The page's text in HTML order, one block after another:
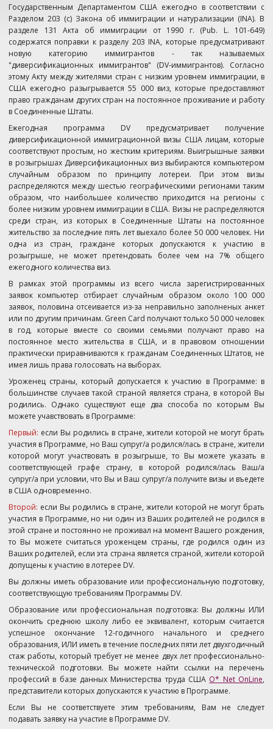
Государственным Департаментом США ежегодно в соответствии с
Разделом 203 (с) Закона об иммиграции и натурализации (INA). В
разделе 131 Акта об иммиграции от 1990 г. (Pub. L. 101-649)
содержатся поправки к разделу 203 INA, которые предусматривают
новую категорию иммигрантов - так называемых
"диверсификационных иммигрантов" (DV-иммигрантов). Согласно
этому Акту между жителями стран с низким уровнем иммиграции, в
США ежегодно разыгрывается 55 000 виз, которые предоставляют
право гражданам других стран на постоянное проживание и работу
в Соединенные Штаты.
Ежегодная программа DV предусматривает получение
диверсификационной иммиграционной визы США лицам, которые
соответствуют простым, но жестким критериям. Выигрышные заявки
в розыгрышах Диверсификационных виз выбираются компьютером
случайным образом по принципу лотереи. При этом визы
распределяются между шестью географическими регионами таким
образом, что наибольшее количество приходится на регионы с
более низким уровнем иммиграции в США. Визы не распределяются
среди стран, из которых в Соединенные Штаты на постоянное
жительство за последние пять лет выехало более 50 000 человек. Ни
одна из стран, граждане которых допускаются к участию в
розыгрыше, не может претендовать более чем на 7% общего
ежегодного количества виз.
В рамках этой программы из всего числа зарегистрированных
заявок компьютер отбирает случайным образом около 100 000
заявок, половина отсеивается из-за неправильно заполненых анкет
или по другим причинам. Green Card получают только 50 000 человек
в год, которые вместе со своими семьями получают право на
постоянное место жительства в США, и в правовом отношении
практически приравниваются к гражданам Соединенных Штатов, не
имея лишь права голосовать на выборах.
Уроженец страны, который допускается к участию в Программе: в
большинстве случаев такой страной является страна, в которой Вы
родились. Однако существуют еще два способа по которым Вы
можете учавствовать в Программе:
Первый: если Вы родились в стране, жители которой не могут брать
участия в Программе, но Ваш супруг/а родился/лась в стране, жители
которой могут участвовать в розыгрыше, то Вы можете указать в
соответствующей графе страну, в которой родился/лась Ваш/а
супруг/а при условии, что Вы и Ваш супруг/а получите визы и въедете
в США одновременно.
Второй: если Вы родились в стране, жители которой не могут брать
участия в Программе, но ни один из Ваших родителей не родился в
этой стране и постоянно не проживал на момент Вашего рождения,
то Вы можете считаться уроженцем страны, где родился один из
Ваших родителей, если эта страна является страной, жители которой
допущены к участию в лотерее DV.
Вы должны иметь образование или профессиональную подготовку,
соответствующую требованиям Программы DV.
Образование или профессиональная подготовка: Вы должны ИЛИ
окончить среднюю школу либо ее эквивалент, которым считается
успешное окончание 12-годичного начального и среднего
образования, ИЛИ иметь в течение последних пяти лет двухгодичный
стаж работы, который требует не менее двух лет профессионально-
технической подготовки. Вы можете найти ссылки на перечень
профессий в базе данных Министерства труда США O* Net OnLine,
представители которых допускаются к участию в Программе.
Если Вы не соответствуете этим требованиям, Вам не следует
подавать заявку на участие в Программе DV.